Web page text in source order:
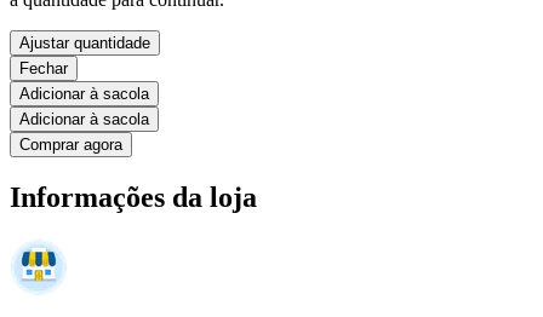
Ajustar quantidade
Fechar
Adicionar à sacola
Adicionar à sacola
Comprar agora
Informações da loja